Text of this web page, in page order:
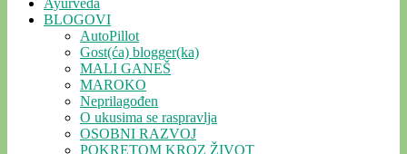
Ayurveda
BLOGOVI
AutoPillot
Gost(ća) blogger(ka)
MALI GANEŠ
MAROKO
Neprilagođen
O ukusima se raspravlja
OSOBNI RAZVOJ
POKRETOM KROZ ŽIVOT